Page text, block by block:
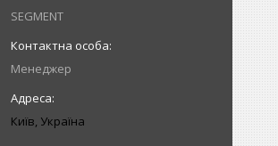
SEGMENT
Менеджер
Київ, Україна